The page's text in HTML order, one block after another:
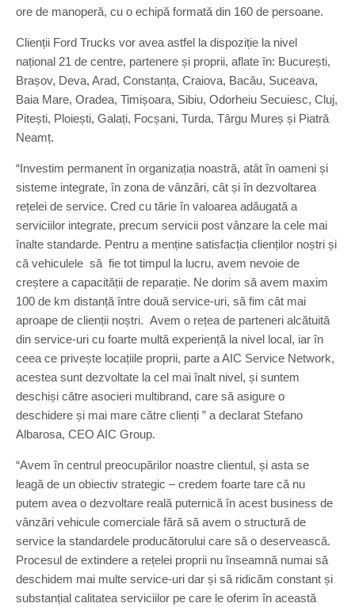
ore de manoperă, cu o echipă formată din 160 de persoane.
Clienții Ford Trucks vor avea astfel la dispoziție la nivel
național 21 de centre, partenere și proprii, aflate în: București,
Brașov, Deva, Arad, Constanța, Craiova, Bacău, Suceava,
Baia Mare, Oradea, Timișoara, Sibiu, Odorheiu Secuiesc, Cluj,
Pitești, Ploiești, Galați, Focșani, Turda, Târgu Mureș și Piatră
Neamț.
“Investim permanent în organizația noastră, atât în oameni și
sisteme integrate, în zona de vânzări, cât și în dezvoltarea
rețelei de service. Cred cu tărie în valoarea adăugată a
serviciilor integrate, precum servicii post vânzare la cele mai
înalte standarde. Pentru a menține satisfacția clienților noștri și
că vehiculele să fie tot timpul la lucru, avem nevoie de
creștere a capacității de reparație. Ne dorim să avem maxim
100 de km distanță între două service-uri, să fim cât mai
aproape de clienții noștri. Avem o rețea de parteneri alcătuită
din service-uri cu foarte multă experiență la nivel local, iar în
ceea ce privește locațiile proprii, parte a AIC Service Network,
acestea sunt dezvoltate la cel mai înalt nivel, și suntem
deschiși către asocieri multibrand, care să asigure o
deschidere și mai mare către clienți ” a declarat Stefano
Albarosa, CEO AIC Group.
“Avem în centrul preocupărilor noastre clientul, și asta se
leagă de un obiectiv strategic – credem foarte tare că nu
putem avea o dezvoltare reală puternică în acest business de
vânzări vehicule comerciale fără să avem o structură de
service la standardele producătorului care să o deservească.
Procesul de extindere a rețelei proprii nu înseamnă numai să
deschidem mai multe service-uri dar și să ridicăm constant și
substanțial calitatea serviciilor pe care le oferim în această